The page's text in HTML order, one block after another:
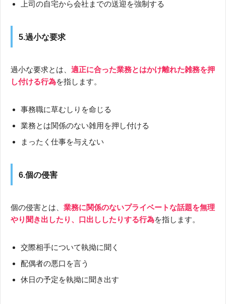
上司の自宅から会社までの送迎を強制する
5.過小な要求
過小な要求とは、 適正に合った業務とはかけ離れた雑務を押
し付ける行為を指します。
事務職に草むしりを命じる
業務とは関係のない雑用を押し付ける
まったく仕事を与えない
6.個の侵害
個の侵害とは、 業務に関係のないプライベートな話題を無理
やり聞き出したり、口出ししたりする行為を指します。
交際相手について執拗に聞く
配偶者の悪口を言う
休日の予定を執拗に聞き出す